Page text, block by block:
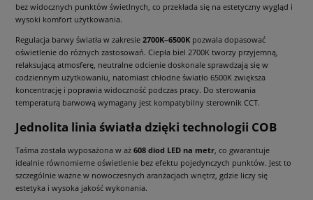
bez widocznych punktów świetlnych, co przekłada się na estetyczny wygląd i
wysoki komfort użytkowania.
Regulacja barwy światła w zakresie 2700K–6500K pozwala dopasować
oświetlenie do różnych zastosowań. Ciepła biel 2700K tworzy przyjemną,
relaksującą atmosferę, neutralne odcienie doskonale sprawdzają się w
codziennym użytkowaniu, natomiast chłodne światło 6500K zwiększa
koncentrację i poprawia widoczność podczas pracy. Do sterowania
temperaturą barwową wymagany jest kompatybilny sterownik CCT.
Jednolita linia światła dzięki technologii COB
Taśma została wyposażona w aż 608 diod LED na metr, co gwarantuje
idealnie równomierne oświetlenie bez efektu pojedynczych punktów. Jest to
szczególnie ważne w nowoczesnych aranżacjach wnętrz, gdzie liczy się
estetyka i wysoka jakość wykonania.